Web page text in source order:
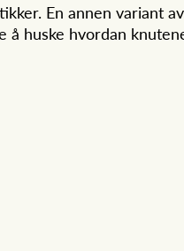
En annen variant
huske hvordan